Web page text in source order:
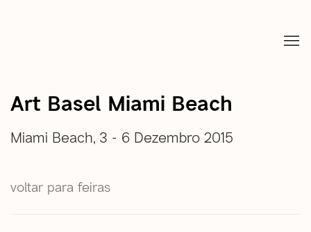
Art Basel Miami Beach
Miami Beach, 3 - 6 Dezembro 2015
voltar para feiras